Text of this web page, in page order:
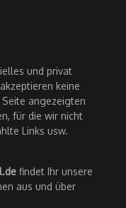
und privat
keine
angezeigten
für die wir nicht
Links usw.
findet Ihr unsere
aus und über